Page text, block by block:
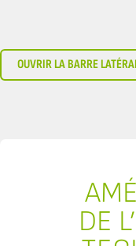
OUVRIR LA BARRE
DE